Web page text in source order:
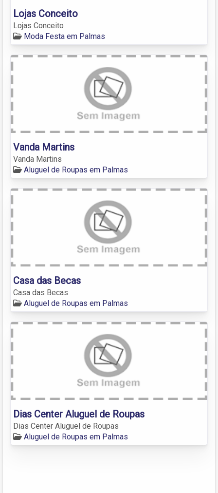
Lojas Conceito
Lojas Conceito
Moda Festa em Palmas
Vanda Martins
Vanda Martins
Aluguel de Roupas em Palmas
Casa das Becas
Casa das Becas
Aluguel de Roupas em Palmas
Dias Center Aluguel de Roupas
Dias Center Aluguel de Roupas
Aluguel de Roupas em Palmas